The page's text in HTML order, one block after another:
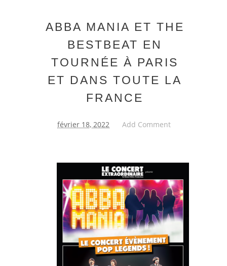
ABBA MANIA ET THE
BESTBEAT EN
TOURNÉE À PARIS
ET DANS TOUTE LA
FRANCE
février 18, 2022 Add Comment